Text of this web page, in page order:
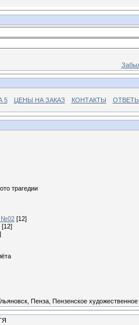
5 ЦЕНЫ НА ЗАКАЗ КОНТАКТЫ
трагедии
[12]
[12]
Пенза, Пензенское